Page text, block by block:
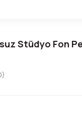
Stüdyo Fon